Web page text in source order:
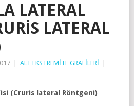
LATERAL
LATERAL
ALT EKSTREMİTE GRAFİLERİ
(Cruris lateral Röntgeni)